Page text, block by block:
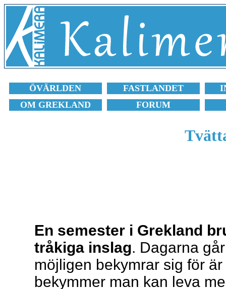
ÖVÄRLDEN FASTLANDET
OM GREKLAND
FORUM
En semester i Grekland
tråkiga inslag. Dagarna
möjligen bekymrar sig för
bekymmer man kan leva